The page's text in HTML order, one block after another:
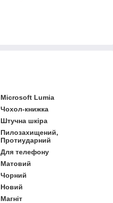
Microsoft Lumia
Чохол-книжка
Штучна шкіра
Пилозахищений,
Протиударний
Для телефону
Матовий
Чорний
Новий
Магніт